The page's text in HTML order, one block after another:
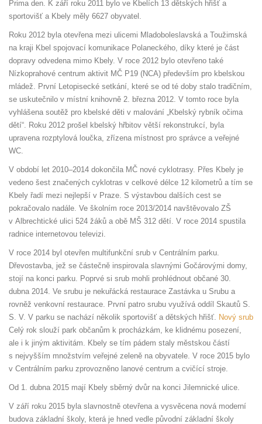
Prima den. K září roku 2011 bylo ve Kbelích 13 dětských hřišť a
sportovišť a Kbely měly 6627 obyvatel.
Roku 2012 byla otevřena mezi ulicemi Mladoboleslavská a Toužimská
na kraji Kbel spojovací komunikace Polaneckého, díky které je část
dopravy odvedena mimo Kbely. V roce 2012 bylo otevřeno také
Nízkoprahové centrum aktivit MČ P19 (NCA) především pro kbelskou
mládež. První Letopisecké setkání, které se od té doby stalo tradičním,
se uskutečnilo v místní knihovně 2. března 2012. V tomto roce byla
vyhlášena soutěž pro kbelské děti v malování „Kbelský rybník očima
dětí“. Roku 2012 prošel kbelský hřbitov větší rekonstrukcí, byla
upravena rozptylová loučka, zřízena místnost pro správce a veřejné
WC.
V období let 2010–2014 dokončila MČ nové cyklotrasy. Přes Kbely je
vedeno šest značených cyklotras v celkové délce 12 kilometrů a tím se
Kbely řadí mezi nejlepší v Praze. S výstavbou dalších cest se
pokračovalo nadále. Ve školním roce 2013/2014 navštěvovalo ZŠ
v Albrechtické ulici 524 žáků a obě MŠ 312 dětí. V roce 2014 spustila
radnice internetovou televizi.
V roce 2014 byl otevřen multifunkční srub v Centrálním parku.
Dřevostavba, jež se částečně inspirovala slavnými Gočárovými domy,
stojí na konci parku. Poprvé si srub mohli prohlédnout občané 30.
dubna 2014. Ve srubu je nekuřácká restaurace Zastávka u Srubu a
rovněž venkovní restaurace. První patro srubu využívá oddíl Skautů S.
S. V. V parku se nachází několik sportovišť a dětských hřišť. Nový srub
Celý rok slouží park občanům k procházkám, ke klidnému posezení,
ale i k jiným aktivitám. Kbely se tím pádem staly městskou částí
s nejvyšším množstvím veřejné zeleně na obyvatele. V roce 2015 bylo
v Centrálním parku zprovozněno lanové centrum a cvičící stroje.
Od 1. dubna 2015 mají Kbely sběrný dvůr na konci Jilemnické ulice.
V září roku 2015 byla slavnostně otevřena a vysvěcena nová moderní
budova základní školy, která je hned vedle původní základní školy